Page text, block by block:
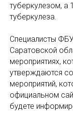
туберкулезом, а
туберкулеза.
Специалисты
Саратовской
мероприятиях,
утверждаются
мероприятий,
официальном
будете